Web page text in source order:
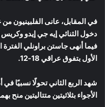
في المقابل، عانى الفلبينيون
دخول الثنائي إيه جي إيدو
فيما أنهى جاستن براونلي الفترة
الأول بتفوق عراقي 18-12.
شهد الربع الثاني تحولًا نسبيًا
الأجواء بثلاثيتين متتاليتين منح